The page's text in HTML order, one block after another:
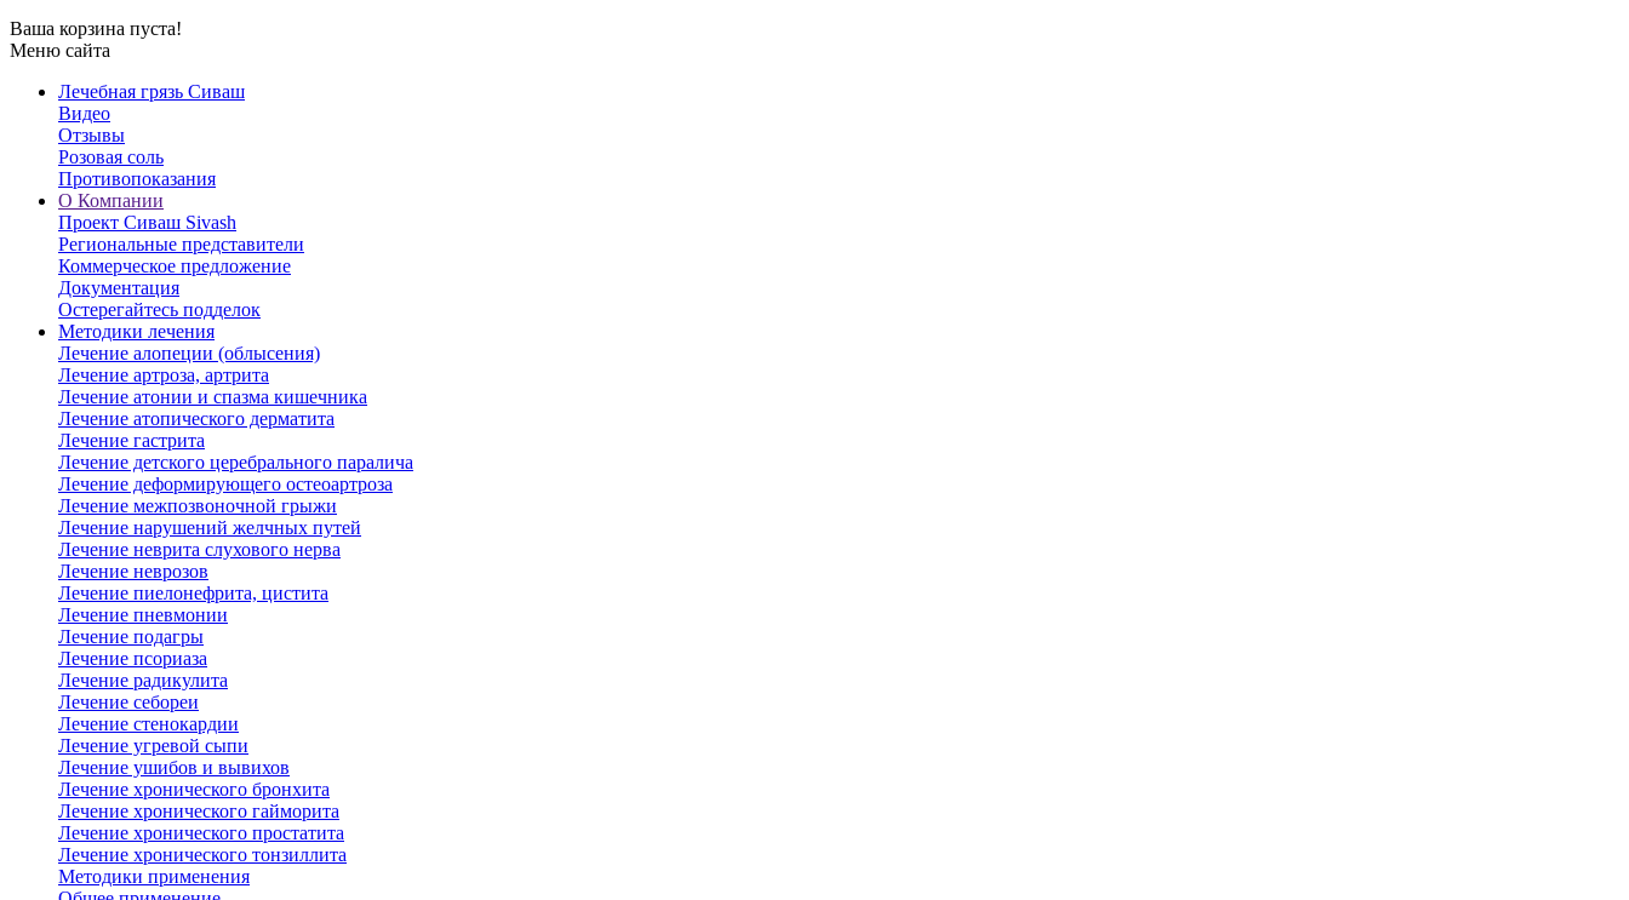
Ваша корзина пуста!
Меню сайта
Лечебная грязь Сиваш
Видео
Отзывы
Розовая соль
Противопоказания
О Компании
Проект Сиваш Sivash
Региональные представители
Коммерческое предложение
Документация
Остерегайтесь подделок
Методики лечения
Лечение алопеции (облысения)
Лечение артроза, артрита
Лечение атонии и спазма кишечника
Лечение атопического дерматита
Лечение гастрита
Лечение детского церебрального паралича
Лечение деформирующего остеоартроза
Лечение межпозвоночной грыжи
Лечение нарушений желчных путей
Лечение неврита слухового нерва
Лечение неврозов
Лечение пиелонефрита, цистита
Лечение пневмонии
Лечение подагры
Лечение псориаза
Лечение радикулита
Лечение себореи
Лечение стенокардии
Лечение угревой сыпи
Лечение ушибов и вывихов
Лечение хронического бронхита
Лечение хронического гайморита
Лечение хронического простатита
Лечение хронического тонзиллита
Методики применения